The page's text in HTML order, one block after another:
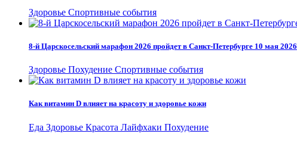
Здоровье Спортивные события
8-й Царскосельский марафон 2026 пройдет в Санкт-Петербурге 10 мая 2026
Здоровье Похудение Спортивные события
Как витамин D влияет на красоту и здоровье кожи
Еда Здоровье Красота Лайфхаки Похудение